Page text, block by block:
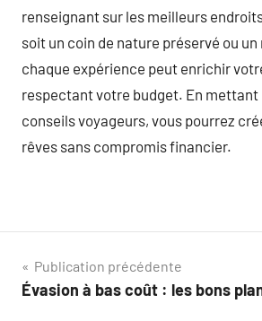
renseignant sur les meilleurs
soit un coin de nature préservé ou
chaque expérience peut enrichir
respectant votre budget. En
conseils voyageurs, vous pourrez
rêves sans compromis financier.
Navigation
de
Publication précédente
Évasion à bas coût : les bons